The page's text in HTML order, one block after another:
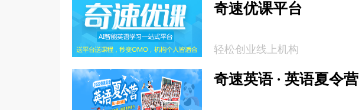
奇速优课平台
轻松创业线上机构
奇速英语 · 英语夏令营